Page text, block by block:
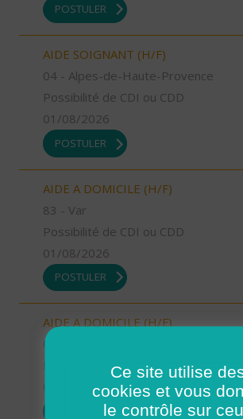
POSTULER
AIDE SOIGNANT (H/F)
04 - Alpes-de-Haute-Provence
Possibilité de CDI ou CDD
01/08/2026
POSTULER
AIDE A DOMICILE (H/F)
83 - Var
Possibilité de CDI ou CDD
01/08/2026
POSTULER
AIDE A DOMICILE (H/F)
04 - Alpes-de-Haute-Provence
Possibilité de CDI ou CDD
01/08/2026
Ce site utilise
cookies et vous
le contrôle sur